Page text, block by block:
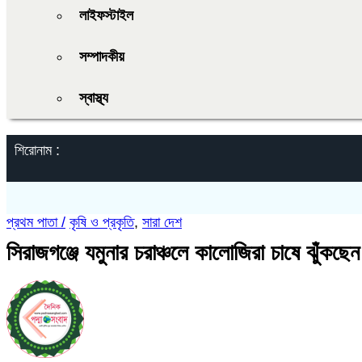
লাইফস্টাইল
সম্পাদকীয়
স্বাস্থ্য
শিরোনাম :
প্রথম পাতা / কৃষি ও প্রকৃতি, সারা দেশ
সিরাজগঞ্জে যমুনার চরাঞ্চলে কালোজিরা চাষে